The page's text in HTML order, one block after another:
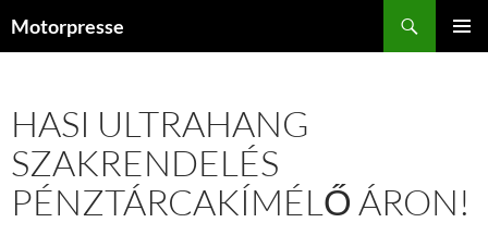
Motorpresse
HASI ULTRAHANG
SZAKRENDELÉS
PÉNZTÁRCAKÍMÉLŐ ÁRON!